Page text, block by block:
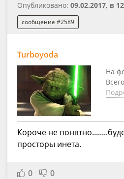
Опубликовано: 09.02.2017, в
сообщение #2589
Turboyoda
На
Короче не
просторы инета.
0 0